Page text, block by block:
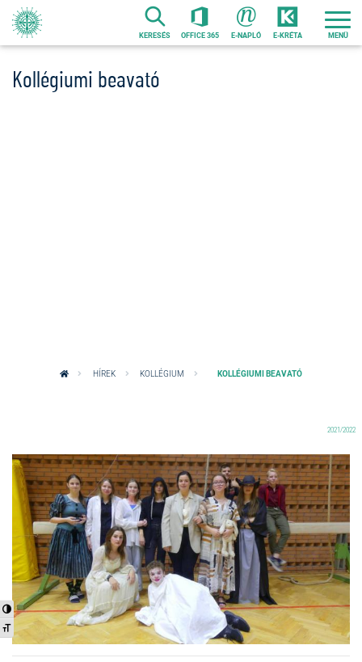
Ugrás
a
tartalomra
Nagy kontraszt váltása
Betűméret váltása
KERESÉS OFFICE 365 E-NAPLÓ E-KRÉTA
Kollégiumi beavató
HÍREK KOLLÉGIUM KOLLÉGIUMI BEAVATÓ
2021/2022